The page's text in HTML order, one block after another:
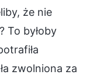
że nie
To byłoby
zwolniona za